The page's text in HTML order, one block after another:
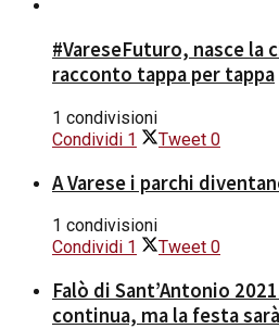
#VareseFuturo, nasce la
racconto tappa per tappa
1 condivisioni
Condividi 1 Tweet 0
A Varese i parchi
1 condivisioni
Condividi 1 Tweet 0
Falò di Sant’Antonio
continua, ma la festa